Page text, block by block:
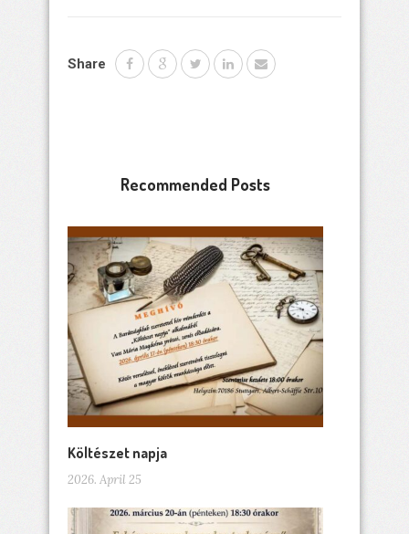
Share
Recommended Posts
Költészet napja
2026. April 25